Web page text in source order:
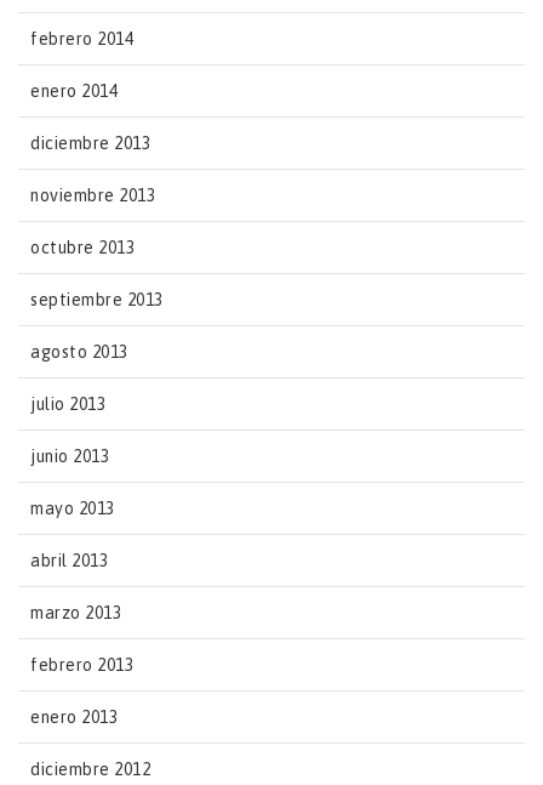
febrero 2014
enero 2014
diciembre 2013
noviembre 2013
octubre 2013
septiembre 2013
agosto 2013
julio 2013
junio 2013
mayo 2013
abril 2013
marzo 2013
febrero 2013
enero 2013
diciembre 2012